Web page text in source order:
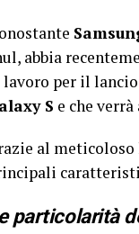
abbia
lavoro per il
S e che
al meticoloso
particolarità